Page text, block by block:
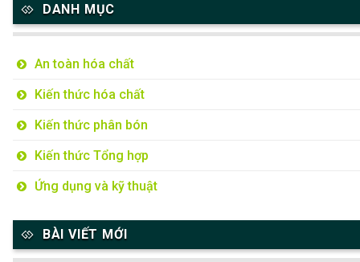
DANH MỤC
An toàn hóa chất
Kiến thức hóa chất
Kiến thức phân bón
Kiến thức Tổng hợp
Ứng dụng và kỹ thuật
BÀI VIẾT MỚI